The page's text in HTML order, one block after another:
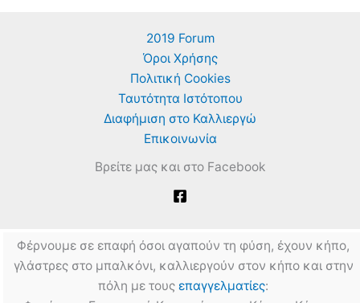
2019 Forum
Όροι Χρήσης
Πολιτική Cookies
Ταυτότητα Ιστότοπου
Διαφήμιση στο Καλλιεργώ
Επικοινωνία
Βρείτε μας και στο Facebook
Φέρνουμε σε επαφή όσοι αγαπούν τη φύση, έχουν κήπο,
γλάστρες στο μπαλκόνι, καλλιεργούν στον κήπο και στην
πόλη με τους επαγγελματίες: